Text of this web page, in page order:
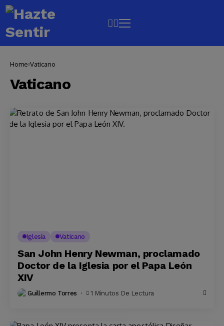
Home Vaticano
Vaticano
Iglesía Vaticano
San John Henry Newman, proclamado
Doctor de la Iglesia por el Papa León
XIV
Guillermo Torres 1 Minutos De Lectura